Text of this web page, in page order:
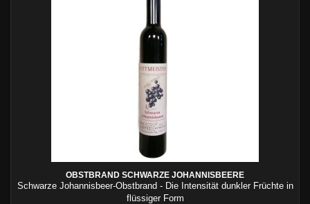
OBSTBRAND SCHWARZE JOHANNISBEERE
Schwarze Johannisbeer-Obstbrand - Die Intensität dunkler Früchte in
flüssiger Form